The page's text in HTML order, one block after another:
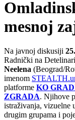
mesnoj
Na javnoj diskusiji
Radnički na
Neelena (Beograd/
imenom
platforme KO
ZGRADA. Njihove
istraživanja, vizuelne
drugim grupama i